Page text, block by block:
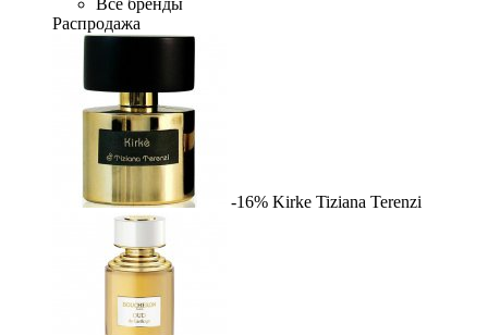
Все бренды
Распродажа
-16% Kirke Tiziana Terenzi